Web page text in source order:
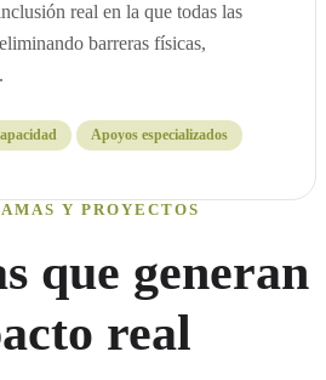
real en la que todas las
barreras físicas,
Apoyos especializados
Y PROYECTOS
que generan
real